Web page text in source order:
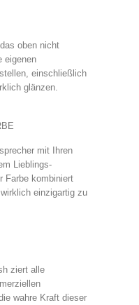
oben nicht
eigenen
einschließlich
glänzen.
mit Ihren
Lieblings-
Farbe kombiniert
einzigartig zu
ziert alle
wahre Kraft dieser